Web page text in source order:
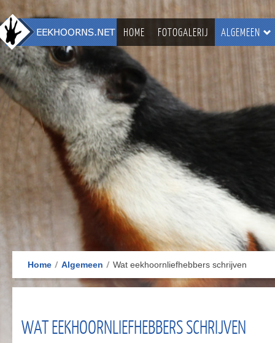
HOME FOTOGALERIJ ALGEMEEN
Home Algemeen Wat eekhoornliefhebbers schrijven
WAT EEKHOORNLIEFHEBBERS SCHRIJVEN